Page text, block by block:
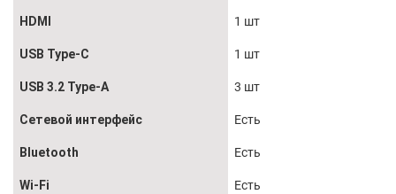
HDMI 1 шт
USB Type-C 1 шт
USB 3.2 Type-А 3 шт
Сетевой интерфейс Есть
Bluetooth Есть
Wi-Fi Есть